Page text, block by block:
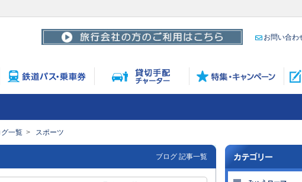
お問い合わ
一覧 スポーツ
ブログ 記事一覧